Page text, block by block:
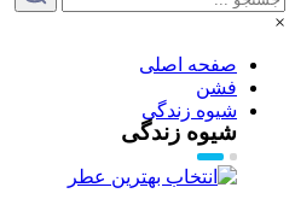
×
صفحه اصلی
فشن
شیوه زندگی
شیوه زندگی